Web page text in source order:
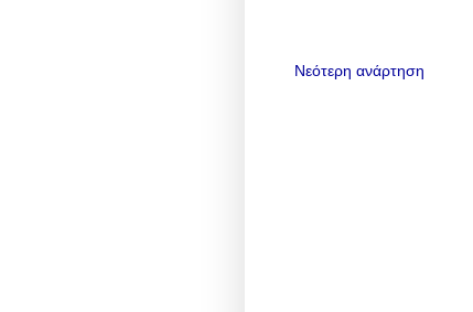
Νεότερη ανάρτηση